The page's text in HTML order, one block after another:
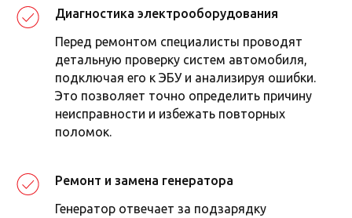
Диагностика электрооборудования
Перед ремонтом специалисты проводят
детальную проверку систем автомобиля,
подключая его к ЭБУ и анализируя ошибки.
Это позволяет точно определить причину
неисправности и избежать повторных
поломок.
Ремонт и замена генератора
Генератор отвечает за подзарядку
Опытные автоэлектрики с 10+ лет
Гарантия на все работы и запчасти
Доступные цены, скидки и акции